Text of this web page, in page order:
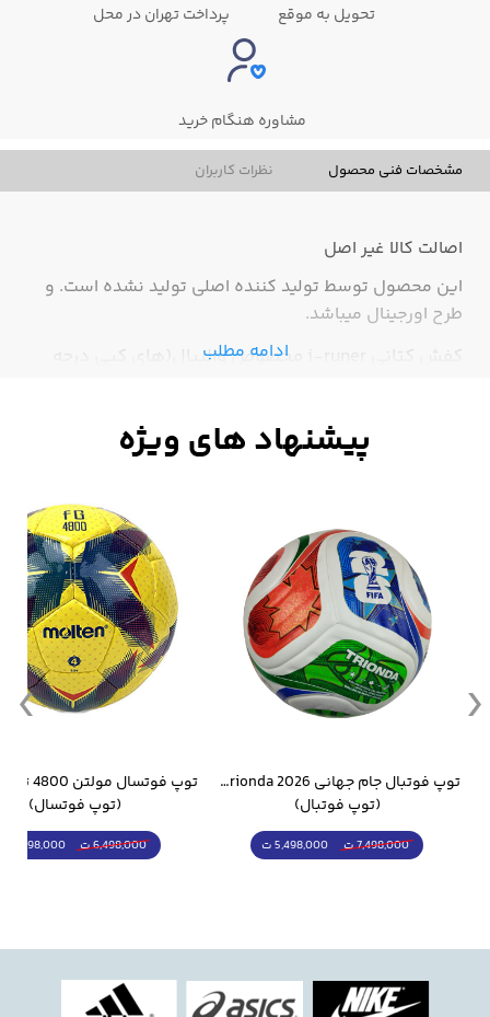
تحویل به موقع پرداخت تهران در محل
مشاوره هنگام خرید
مشخصات فنی محصول نظرات کاربران
اصالت کالا غیر اصل
این محصول توسط تولید کننده اصلی تولید نشده است. و
طرح اورجینال میباشد.
کفش کتانی i-runer مخصوص والیبال(های کپی درجه
ادامه مطلب
توپ فوتبال جام جهانی 2026 Trionda مشابه اورجینال
(توپ فوتبال)
7,498,000 ت 5,498,000 ت
(توپ فوتسال)
6,498,000 ت 5,298,000 ت